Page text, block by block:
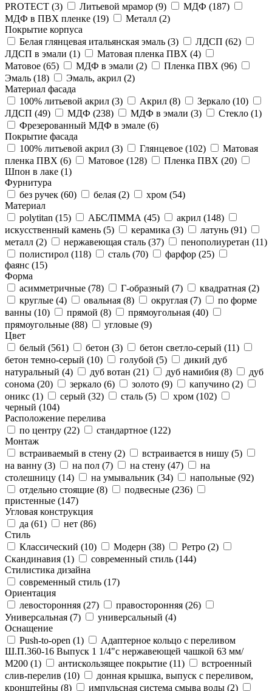
PROTECT (3) Литьевой мрамор (9) МДФ (187)
МДФ в ПВХ пленке (19) Металл (2)
Покрытие корпуса
Белая глянцевая итальянская эмаль (3) ЛДСП (62)
ЛДСП в эмали (1) Матовая пленка ПВХ (4)
Матовое (65) МДФ в эмали (2) Пленка ПВХ (96)
Эмаль (18) Эмаль, акрил (2)
Материал фасада
100% литьевой акрил (3) Акрил (8) Зеркало (10)
ЛДСП (49) МДФ (238) МДФ в эмали (3) Стекло (1)
Фрезерованный МДФ в эмале (6)
Покрытие фасада
100% литьевой акрил (3) Глянцевое (102)
Матовая
пленка ПВХ (6) Матовое (128) Пленка ПВХ (20)
Шпон в лаке (1)
Фурнитура
без ручек (60) белая (2) хром (54)
Материал
polytitan (15) АБС/ПММА (45) акрил (148)
искусственный камень (5) керамика (3) латунь (91)
металл (2) нержавеющая сталь (37) пенополиуретан (11)
полистирол (118) сталь (70) фарфор (25)
фаянс (15)
Форма
асимметричные (78) Г-образный (7) квадратная (2)
круглые (4) овальная (8) округлая (7)
по форме
ванны (10) прямой (8) прямоугольная (40)
прямоугольные (88) угловые (9)
Цвет
белый (561) бетон (3) бетон светло-серый (11)
бетон темно-серый (10) голубой (5)
дикий дуб
натуральный (4) дуб вотан (21) дуб намибия (8)
дуб
сонома (20) зеркало (6) золото (9) капучино (2)
оникс (1) серый (32) сталь (5) хром (102)
черный (104)
Расположение перелива
по центру (22) стандартное (122)
Монтаж
встраиваемый в стену (2) встраивается в нишу (5)
на ванну (3) на пол (7) на стену (47)
на
столешницу (14) на умывальник (34) напольные (92)
отдельно стоящие (8) подвесные (236)
пристенные (147)
Угловая конструкция
да (61) нет (86)
Стиль
Классический (10) Модерн (38) Ретро (2)
Скандинавия (1) современный стиль (144)
Стилистика дизайна
современный стиль (17)
Ориентация
левосторонняя (27) правосторонняя (26)
Универсальная (7) универсальный (4)
Оснащение
Push-to-open (1)
Адаптерное кольцо с переливом
Ш.П.360-16 Выпуск 1 1/4"с нержавеющей чашкой 63 мм/
М200 (1) антискользящее покрытие (11)
встроенный
слив-перелив (10)
донная крышка, выпуск с переливом,
кронштейны (8) импульсная система смыва воды (2)